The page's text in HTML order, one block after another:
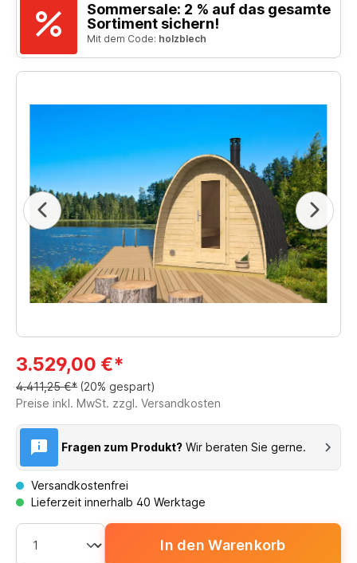
Sommersale: 2 % auf das gesamte
Sortiment sichern!
Mit dem Code: holzblech
3.529,00 €*
4.411,25 €* (20% gespart)
Preise inkl. MwSt. zzgl. Versandkosten
Fragen zum Produkt? Wir beraten Sie gerne.
Versandkostenfrei
Lieferzeit innerhalb 40 Werktage
In den Warenkorb